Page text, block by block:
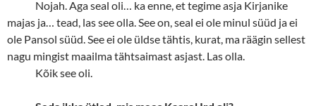
Nojah. Aga seal oli… ka enne, et tegime asja Kirjanike
majas ja… tead, las see olla. See on, seal ei ole minul süüd ja ei
ole Pansol süüd. See ei ole üldse tähtis, kurat, ma räägin sellest
nagu mingist maailma tähtsaimast asjast. Las olla.
Kõik see oli.